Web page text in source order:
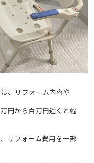
、リフォーム内容や
円から百万円近くと幅
リフォーム費用を一部